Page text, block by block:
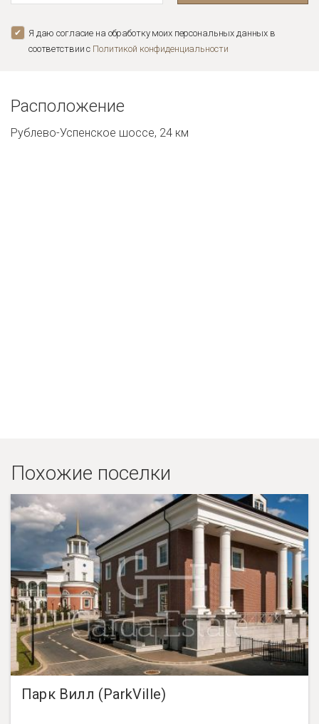
Я даю согласие на обработку моих персональных данных в
соответствии с Политикой конфиденциальноcти
Расположение
Рублево-Успенское шоссе, 24 км
Похожие поселки
Парк Вилл (ParkVille)